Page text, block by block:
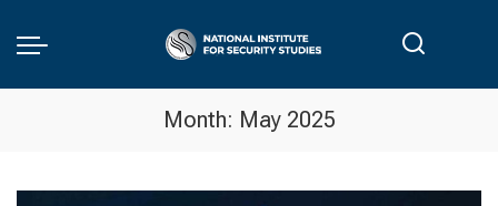
Month: May 2025